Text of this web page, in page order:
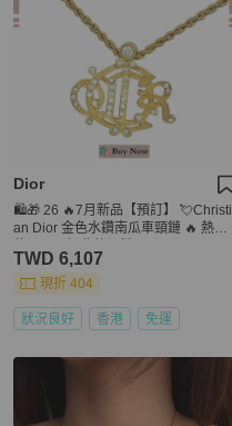
Dior
🛍️🎁 26 🔥7月新品【預訂】 💘Christi
an Dior 金色水鑽南瓜車頸鏈 🔥 熱賣
CE
TWD 6,107
現折 404
狀況良好 香港 免運